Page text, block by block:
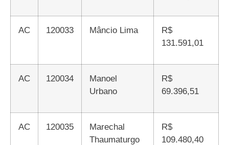
AC 120033 Mâncio Lima
R$
131.591,01
AC 120034
Manoel
Urbano
R$
69.396,51
AC 120035
Marechal
Thaumaturgo
R$
109.480,40